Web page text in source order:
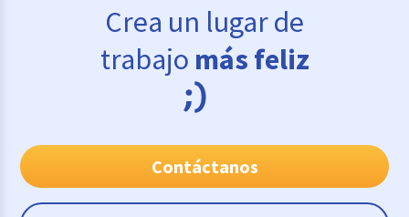
Crea un lugar de
trabajo más feliz
Contáctanos